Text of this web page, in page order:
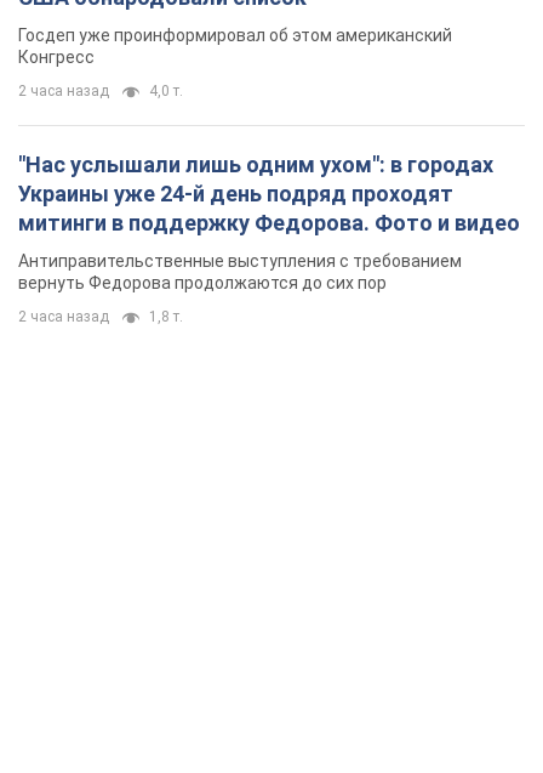
Госдеп уже проинформировал об этом американский
Конгресс
2 часа назад 4,0 т.
"Нас услышали лишь одним ухом": в городах
Украины уже 24-й день подряд проходят
митинги в поддержку Федорова. Фото и видео
Антиправительственные выступления с требованием
вернуть Федорова продолжаются до сих пор
2 часа назад 1,8 т.